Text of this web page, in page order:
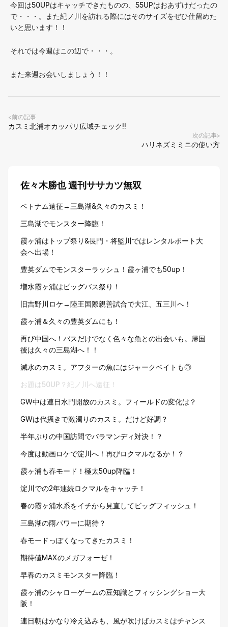
今回は50UPはキャッチできたものの、55UPはおあずけだったの
で・・・。また紀ノ川を訪れる際にはそのサイズをぜひ仕留めた
いと思います！！
それでは今週はこの辺で・・・。
また来週お会いしましょう！！
<前の記事
カスミ北浦オカッパリ広域チェック!!
次の記事>
ハリネズミミニの使い方
佐々木勝也 週刊ササカツ無双
ベトナム遠征→三島湖&久々のカスミ！
三島湖でモンスター降臨！
霞ヶ浦はトップ祭り&長門・将監川ではレンタルボート大
会へ出場！
豊英ダムでモンスターラッシュ！霞ヶ浦でも50up！
増水霞ヶ浦はビッグバス祭り！
旧吉野川ロケ→陸王国際親善試合で大江、五三川へ！
霞ヶ浦＆久々の豊英ダムにも！
再び中国へ！バスだけでなく色々な魚との出会いも。帰国
後は久々の三島湖へ！！
減水のカスミ。アフターの魚にはジャークベイトも◎
お題は50UP？紀ノ川へ遠征！
GW中は連日水門開放のカスミ。フィールドの変化は？
GWは代掻きで激濁りのカスミ。だけど好調？
半年ぶりの中国訪問でバラマンディ対決！？
今度は動画ロケで淀川へ！再びロクマルなるか！？
霞ヶ浦も春モード！極太50up降臨！
淀川での2年連続ロクマルをキャッチ！
春の霞ヶ浦水系をイチから見直してビッグフィッシュ！
三島湖の雨パワーに期待？
春モードっぽくなってきたカスミ！
期待値MAXのメガフォーゼ！
早春のカスミモンスター降臨！
霞ヶ浦のシャローゲームの豆知識とフィッシングショー大
阪！
連日朝はかなり冷え込みも、風が吹けばカスミはチャンス